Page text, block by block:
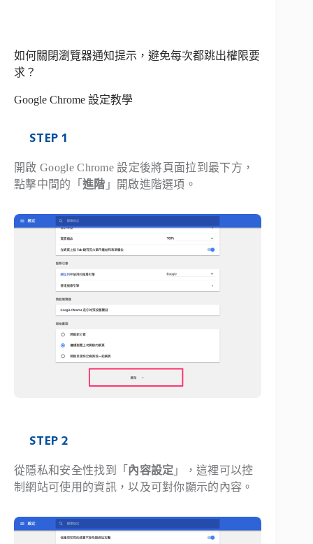
如何關閉瀏覽器通知提示，避免每次都跳出權限要
求？
Google Chrome 設定教學
STEP 1
開啟 Google Chrome 設定後將頁面拉到最下方，
點擊中間的「 進階 」開啟進階選項。
STEP 2
從隱私和安全性找到「 內容設定 」，這裡可以控
制網站可使用的資訊，以及可對你顯示的內容。